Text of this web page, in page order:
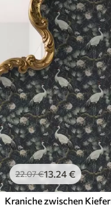
22.07€13.24€